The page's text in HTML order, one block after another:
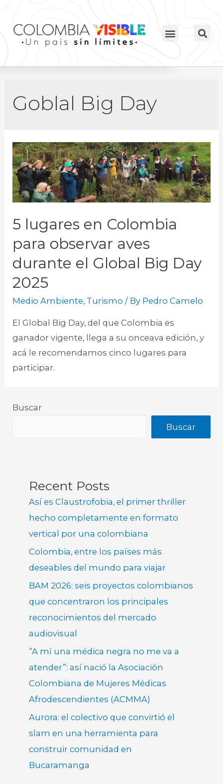
Goblal Big Day
5 lugares en Colombia
para observar aves
durante el Global Big Day
2025
Medio Ambiente, Turismo / By Pedro Camelo
El Global Big Day, del que Colombia es
ganador vigente, llega a su onceava edición, y
acá le recomendamos cinco lugares para
participar.​
Buscar
Buscar
Recent Posts
Así es Claustrofobia, el primer thriller
hecho completamente en formato
vertical por una colombiana
Colombia, entre los países más
deseables del mundo para viajar
BAM 2026: seis proyectos colombianos
que concentraron los principales
reconocimientos del mercado
audiovisual
“A mí una médica negra no me va a
atender”: así nació la Asociación
Colombiana de Mujeres Médicas
Afrodescendientes (ACMMA)
Aurora: el colectivo que convirtió el
slam en una herramienta para
construir comunidad en
Bucaramanga